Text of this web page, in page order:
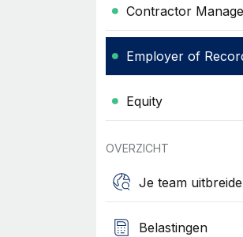
Contractor
Employer of
Equity
OVERZICHT
Je team
Belastingen